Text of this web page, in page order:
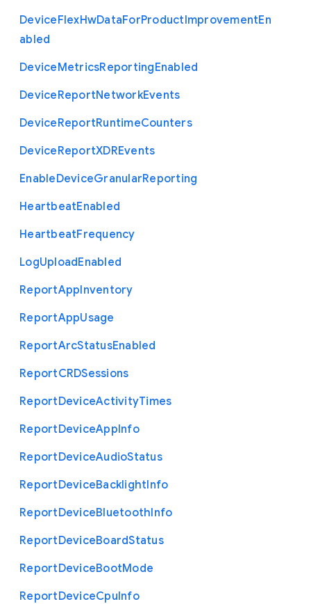
DeviceFlexHwDataForProductImprovementEn
abled
DeviceMetricsReportingEnabled
DeviceReportNetworkEvents
DeviceReportRuntimeCounters
DeviceReportXDREvents
EnableDeviceGranularReporting
HeartbeatEnabled
HeartbeatFrequency
LogUploadEnabled
ReportAppInventory
ReportAppUsage
ReportArcStatusEnabled
ReportCRDSessions
ReportDeviceActivityTimes
ReportDeviceAppInfo
ReportDeviceAudioStatus
ReportDeviceBacklightInfo
ReportDeviceBluetoothInfo
ReportDeviceBoardStatus
ReportDeviceBootMode
ReportDeviceCpuInfo